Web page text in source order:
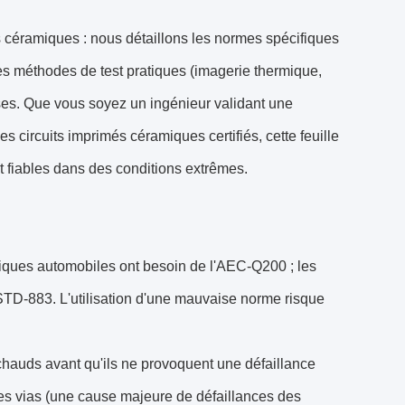
: nous détaillons les normes spécifiques
méthodes de test pratiques (imagerie thermique,
Que vous soyez un ingénieur validant une
circuits imprimés céramiques certifiés, cette feuille
dans des conditions extrêmes.
automobiles ont besoin de l'AEC-Q200 ; les
883. L'utilisation d'une mauvaise norme risque
avant qu'ils ne provoquent une défaillance
vias (une cause majeure de défaillances des